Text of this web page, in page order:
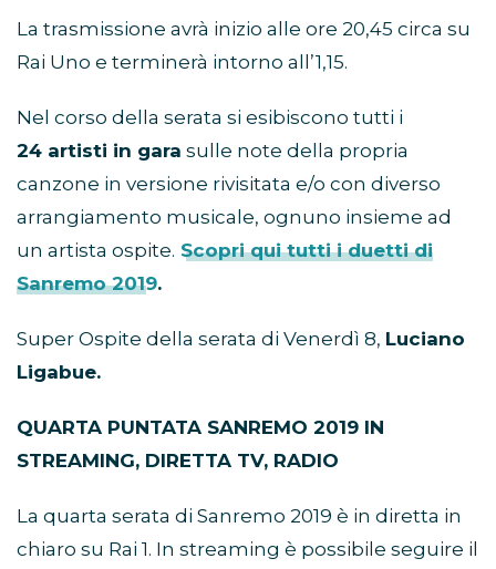
La trasmissione avrà inizio alle ore 20,45 circa su
Rai Uno e terminerà intorno all’1,15.
Nel corso della serata si esibiscono tutti i
24 artisti in gara sulle note della propria
canzone in versione rivisitata e/o con diverso
arrangiamento musicale, ognuno insieme ad
un artista ospite. Scopri qui tutti i duetti di
Sanremo 2019.
Super Ospite della serata di Venerdì 8, Luciano
Ligabue.
QUARTA PUNTATA SANREMO 2019 IN
STREAMING, DIRETTA TV, RADIO
La quarta serata di Sanremo 2019 è in diretta in
chiaro su Rai 1. In streaming è possibile seguire il